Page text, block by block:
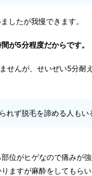
したが我慢できます。
が5分程度だからです。
せんが、せいぜい5分耐
れず脱毛を諦める人もい
位がヒゲなので痛みが強
ますが麻酔をしてもらい